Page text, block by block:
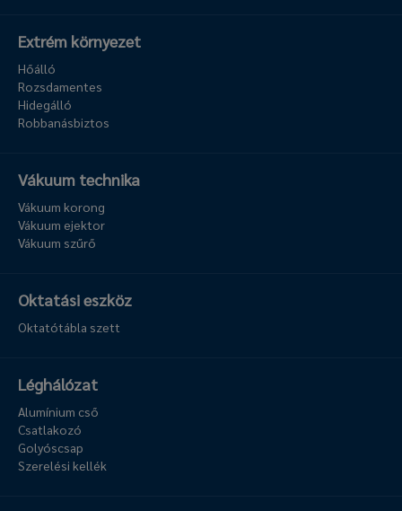
Extrém környezet
Hőálló
Rozsdamentes
Hidegálló
Robbanásbiztos
Vákuum technika
Vákuum korong
Vákuum ejektor
Vákuum szűrő
Oktatási eszköz
Oktatótábla szett
Léghálózat
Alumínium cső
Csatlakozó
Golyóscsap
Szerelési kellék